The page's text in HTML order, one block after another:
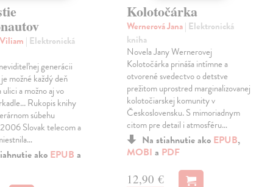
| Elektronická
generácii
možné každý deň
a možno aj vo
Rukopis knihy
súbehu
Slovak telecom a
ako EPUB a
Kolotočárka
Wernerová Jana| Elektronická
kniha
Novela Jany Wernerovej
Kolotočárka prináša intímne a
otvorené svedectvo o detstve
prežitom uprostred marginalizovanej
kolotočiarskej komunity v
Československu. S mimoriadnym
citom pre detail i atmosféru…
Na stiahnutie ako EPUB,
MOBI a PDF
12,90 €